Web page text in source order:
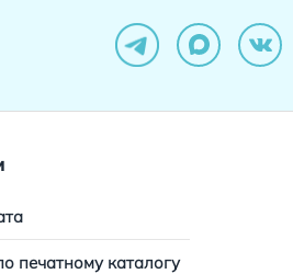
печатному каталогу